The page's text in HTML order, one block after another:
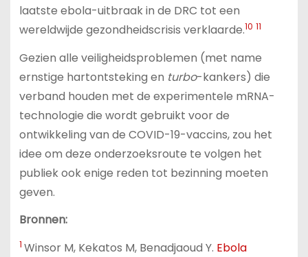
laatste ebola-uitbraak in de DRC tot een
wereldwijde gezondheidscrisis verklaarde.10 11
Gezien alle veiligheidsproblemen (met name
ernstige hartontsteking en turbo-kankers) die
verband houden met de experimentele mRNA-
technologie die wordt gebruikt voor de
ontwikkeling van de COVID-19-vaccins, zou het
idee om deze onderzoeksroute te volgen het
publiek ook enige reden tot bezinning moeten
geven.
Bronnen:
1 Winsor M, Kekatos M, Benadjaoud Y. Ebola